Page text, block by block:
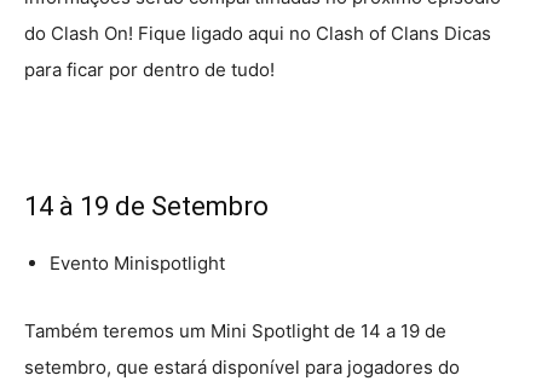
do Clash On! Fique ligado aqui no Clash of Clans Dicas
para ficar por dentro de tudo!
14 à 19 de Setembro
Evento Minispotlight
Também teremos um Mini Spotlight de 14 a 19 de
setembro, que estará disponível para jogadores do